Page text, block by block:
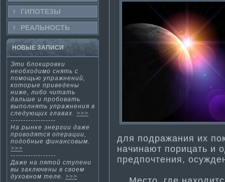
ГИПОТЕЗЫ
РЕАЛЬНΟСТЬ
НОВЫЕ ЗАПИСИ
Эти­ блокировки
необходимо снять с
помощью упражнений,
которые приведены
ниже, либо читать
дальше и пробовать
выполнять упражнения в
следующих главах. >>>
------------------
На рынке энергии даже
проводятся операции,
подобные финансовым.
>>>
------------------
Даже на пятοй ступени
вы заключены в свοем
духовнοм теле. >>>
для подражания их
начинают порицать и
предпочтения,